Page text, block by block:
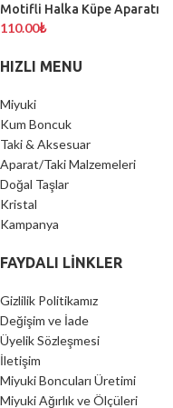
Motifli Halka Küpe Aparatı
110.00₺
HIZLI MENU
Miyuki
Kum Boncuk
Taki & Aksesuar
Aparat/Taki Malzemeleri
Doğal Taşlar
Kristal
Kampanya
FAYDALI LİNKLER
Gizlilik Politikamız
Değişim ve İade
Üyelik Sözleşmesi
İletişim
Miyuki Boncuları Üretimi
Miyuki Ağırlık ve Ölçüleri